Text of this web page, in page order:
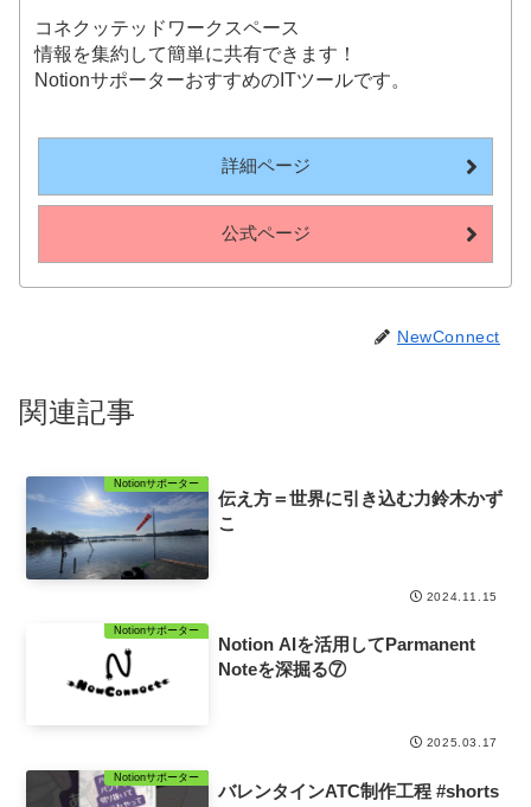
コネクッテッドワークスペース
情報を集約して簡単に共有できます！
NotionサポーターおすすめのITツールです。
詳細ページ
公式ページ
NewConnect
関連記事
Notionサポーター
伝え方＝世界に引き込む力鈴木かず
こ
2024.11.15
Notionサポーター
Notion AIを活用してParmanent
Noteを深掘る⑦
2025.03.17
Notionサポーター
バレンタインATC制作工程 #shorts